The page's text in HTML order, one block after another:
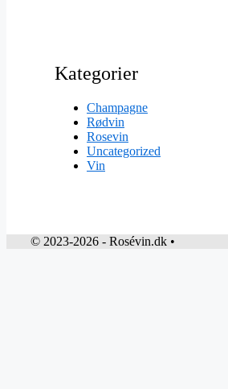
Kategorier
Champagne
Rødvin
Rosevin
Uncategorized
Vin
© 2023-2026 - Rosévin.dk •